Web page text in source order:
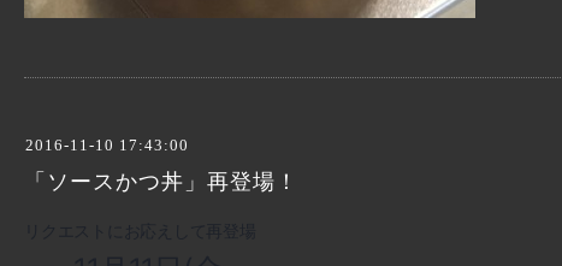
2016-11-10 17:43:00
「ソースかつ丼」再登場！